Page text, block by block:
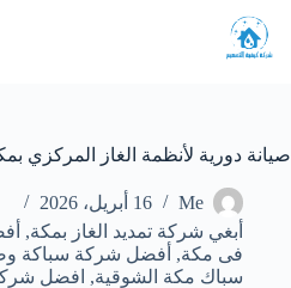
إلى
المحتوى
صيانة دورية لأنظمة الغاز المركزي
Me
16 أبريل، 2026
أبغي شركة تمديد الغاز بمكة,
فى مكة, أفضل شركة سباكة
سباك مكة الشوقية, افضل